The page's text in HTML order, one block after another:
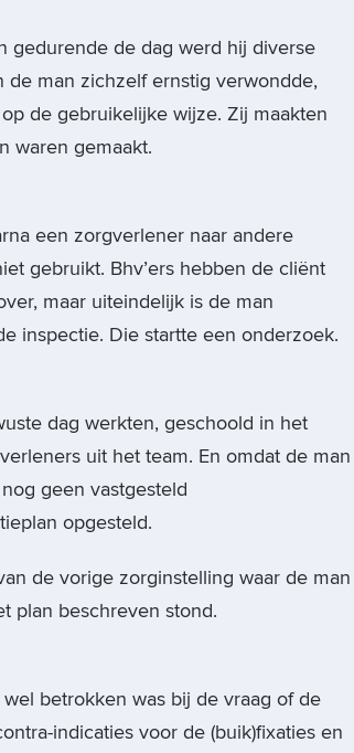
gedurende de dag werd hij diverse
man zichzelf ernstig verwondde,
de gebruikelijke wijze. Zij maakten
waren gemaakt.
een zorgverlener naar andere
gebruikt. Bhv’ers hebben de cliënt
maar uiteindelijk is de man
inspectie. Die startte een onderzoek.
dag werkten, geschoold in het
uit het team. En omdat de man
geen vastgesteld
opgesteld.
de vorige zorginstelling waar de man
plan beschreven stond.
betrokken was bij de vraag of de
indicaties voor de (buik)fixaties en